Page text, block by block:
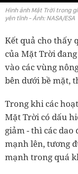
Hình ảnh Mặt Trời trong
yên tĩnh - Ảnh: NASA/ESA
Kết quả cho thấy
của Mặt Trời
vào các vùng
bên dưới bề mặt,
Trong khi các
Mặt Trời có dấu
giảm - thì các dao
mạnh lên, tương
mạnh trong quá